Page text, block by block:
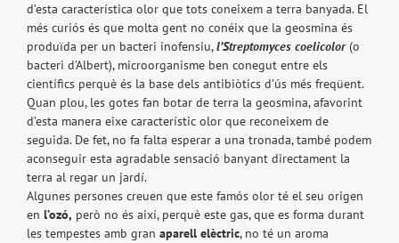
d’esta característica olor que tots coneixem a terra banyada. El
més curiós és que molta gent no conéix que la geosmina és
produïda per un bacteri inofensiu,l’Streptomyces coelicolor(o
bacteri d’Albert), microorganisme ben conegut entre els
científics perquè és la base dels antibiòtics d’ús més freqüent.
Quan plou, les gotes fan botar de terra la geosmina, afavorint
d’esta manera eixe característic olor que reconeixem de
seguida. De fet, no fa falta esperar a una tronada, també podem
aconseguir esta agradable sensació banyant directament la
terra al regar un jardí.
Algunes persones creuen que este famós olor té el seu origen
en l’ozó, però no és així, perquè este gas, que es forma durant
les tempestes amb gran aparell elèctric, no té un aroma